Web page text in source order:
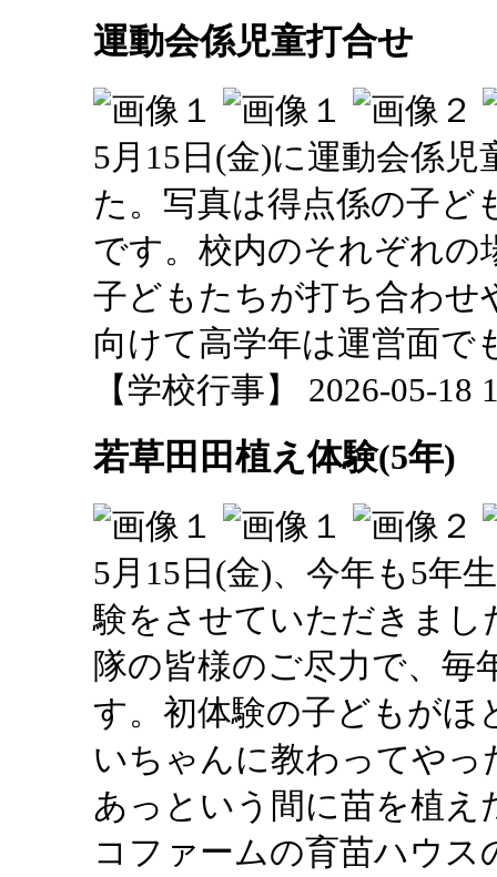
運動会係児童打合せ
5月15日(金)に運動会係
た。写真は得点係の子ど
です。校内のそれぞれの
子どもたちが打ち合わせ
向けて高学年は運営面で
【学校行事】 2026-05-18
若草田田植え体験(5年)
5月15日(金)、今年も5年
験をさせていただきまし
隊の皆様のご尽力で、毎
す。初体験の子どもがほ
いちゃんに教わってや
あっという間に苗を植
コファームの育苗ハウ